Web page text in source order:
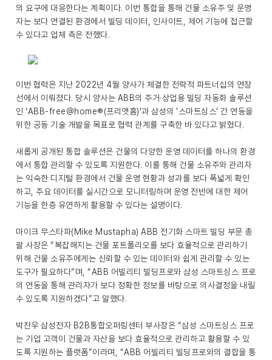
의 요구에 대응한다는 계획이다. 이번 통합을 통해 건물 소유주 및 운영
자는 보다 연결된 환경에서 빌딩 데이터, 인사이트, 제어 기능에 접근할
수 있다고 업체 측은 전했다.
이번 협력은 지난 2022년 4월 양사가 체결한 전략적 파트너십의 연장
선에서 이뤄졌다. 당시 양사는 ABB의 주거·상업용 빌딩 자동화 솔루션
인 'ABB-free@home®(프리앳홈)'과 삼성의 '스마트싱스' 간 연동을
위한 공동 기술 개발을 목표로 협력 관계를 구축한 바 있다고 밝혔다.
새롭게 공개된 통합 솔루션은 건물의 다양한 운영 데이터를 하나의 환경
에서 통합 관리할 수 있도록 지원한다. 이를 통해 건물 소유주와 관리자
는 익숙한 디지털 환경에서 건물 운영 현황과 성과를 보다 폭넓게 확인
하고, 주요 데이터를 실시간으로 모니터링하며 운영 전반에 대한 제어
기능을 한층 유연하게 활용할 수 있다는 설명이다.
마이크 무스타파(Mike Mustapha) ABB 전기화 스마트 빌딩 부문 총
괄 사장은 “복잡해지는 건물 포트폴리오를 보다 효율적으로 관리하기
위해 건물 소유주에게는 신뢰할 수 있는 데이터와 쉽게 관리할 수 있는
도구가 필요하다”며, “ABB 어빌리티 빌딩프로와 삼성 스마트싱스 프로
의 연동을 통해 관리자가 보다 정확한 정보를 바탕으로 의사결정을 내릴
수 있도록 지원하겠다”고 말했다.
박찬우 삼성전자 B2B통합오퍼링센터 부사장은 “삼성 스마트싱스 프로
는 기업 고객이 건물과 자산을 보다 효율적으로 관리하고 활용할 수 있
도록 지원하는 플랫폼”이라며, “ABB 어빌리티 빌딩프로와의 결합을 통